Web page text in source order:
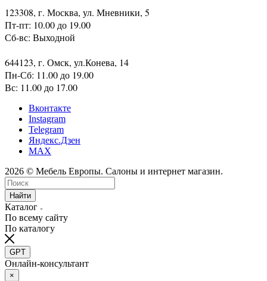
123308, г. Москва, ул. Мневники, 5
Пт-пт: 10.00 до 19.00
Сб-вс: Выходной
644123, г. Омск, ул.Конева, 14
Пн-Сб: 11.00 до 19.00
Вс: 11.00 до 17.00
Вконтакте
Instagram
Telegram
Яндекс.Дзен
MAX
2026 © Мебель Европы. Салоны и интернет магазин.
Найти
Каталог
По всему сайту
По каталогу
GPT
Онлайн-консультант
×